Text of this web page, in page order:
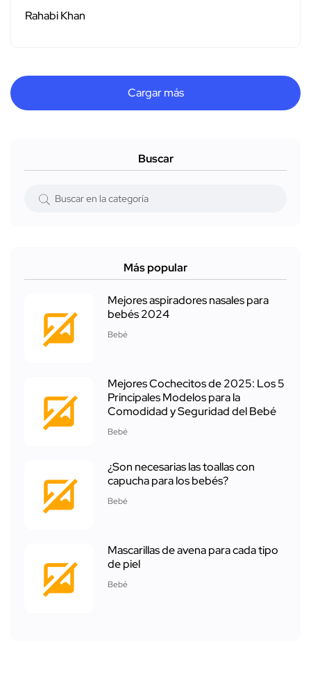
Rahabi Khan
Cargar más
Buscar
Más popular
Mejores aspiradores nasales para
bebés 2024
Bebé
Mejores Cochecitos de 2025: Los 5
Principales Modelos para la
Comodidad y Seguridad del Bebé
Bebé
¿Son necesarias las toallas con
capucha para los bebés?
Bebé
Mascarillas de avena para cada tipo
de piel
Bebé